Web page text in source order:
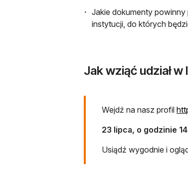
Jakie dokumenty
instytucji, do których
Jak wziąć udział w
Wejdź na nasz profil
23 lipca, o godzinie
Usiądź wygodnie i